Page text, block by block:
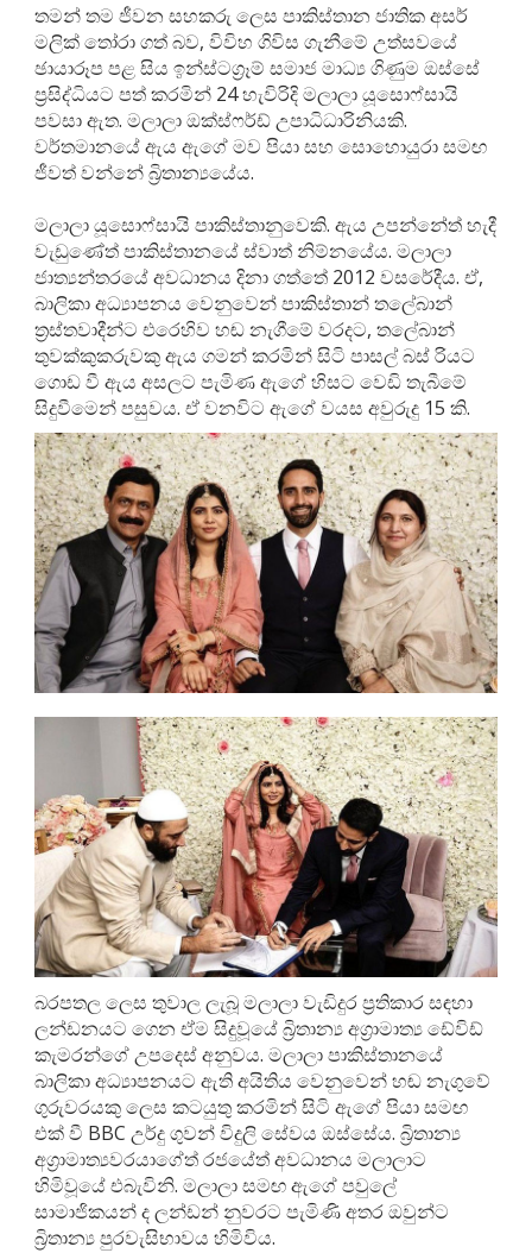
තමන් තම ජීවන සහකරු ලෙස පාකිස්තාන ජාතික අසර්
මලික් තෝරා ගත් බව, විවිහ ගිවිස ගැනීමේ උත්සවයේ
ඡායාරූප පළ සිය ඉන්ස්ටග්‍රෑම් සමාජ මාධ්‍ය ගිණුම ඔස්සේ
ප්‍රසිද්ධියට පත් කරමින් 24 හැවිරිදි මලාලා යූසොෆ්සායි
පවසා ඇත. මලාලා ඔක්ස්ෆර්ඩ් උපාධිධාරිනියකි.
වර්තමානයේ ඇය ඇගේ මව පියා සහ සොහොයුරා සමඟ
ජීවත් වන්නේ බ්‍රිතාන්‍යයේය.
මලාලා යූසොෆ්සායි පාකිස්තානුවෙකි. ඇය උපන්නේත් හැදී
වැඩුණේත් පාකිස්තානයේ ස්වාත් නිම්නයේය. මලාලා
ජාත්‍යන්තරයේ අවධානය දිනා ගත්තේ 2012 වසරේදීය. ඒ,
බාලිකා අධ්‍යාපනය වෙනුවෙන් පාකිස්තාන් තලේබාන්
ත්‍රස්තවාදීන්ට එරෙහිව හඬ නැගීමේ වරදට, තලේබාන්
තුවක්කුකරුවකු ඇය ගමන් කරමින් සිටි පාසල් බස් රියට
ගොඩ වී ඇය අසලට පැමිණ ඇගේ හිසට වෙඩි තැබීමේ
සිදුවීමෙන් පසුවය. ඒ වනවිට ඇගේ වයස අවුරුදු 15 කි.
බරපතල ලෙස තුවාල ලැබූ මලාලා වැඩිදුර ප්‍රතිකාර සඳහා
ලන්ඩනයට ගෙන ඒම සිදුවූයේ බ්‍රිතාන්‍ය අග්‍රාමාත්‍ය ඩේවිඩ්
කැමරන්ගේ උපදෙස් අනුවය. මලාලා පාකිස්තානයේ
බාලිකා අධ්‍යාපනයට ඇති අයිතිය වෙනුවෙන් හඬ නැගුවේ
ගුරුවරයකු ලෙස කටයුතු කරමින් සිටි ඇගේ පියා සමඟ
එක් වී BBC උර්දු ගුවන් විදුලි සේවය ඔස්සේය. බ්‍රිතාන්‍ය
අග්‍රාමාත්‍යවරයාගේත් රජයේත් අවධානය මලාලාට
හිමිවූයේ එබැවිනි. මලාලා සමඟ ඇගේ පවුලේ
සාමාජිකයන් ද ලන්ඩන් නුවරට පැමිණි අතර ඔවුන්ට
බ්‍රිතාන්‍ය පුරවැසිභාවය හිමිවිය.